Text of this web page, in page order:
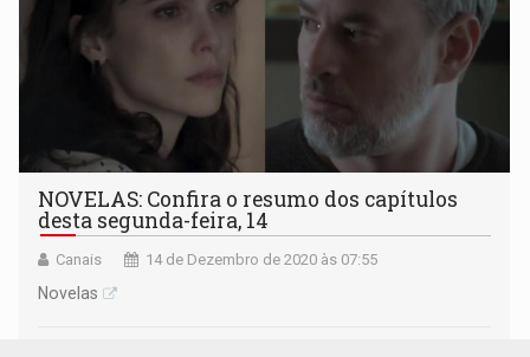
NOVELAS: Confira o resumo dos capítulos
desta segunda-feira, 14
Canais 14 de Dezembro de 2020 às 07:55
Novelas